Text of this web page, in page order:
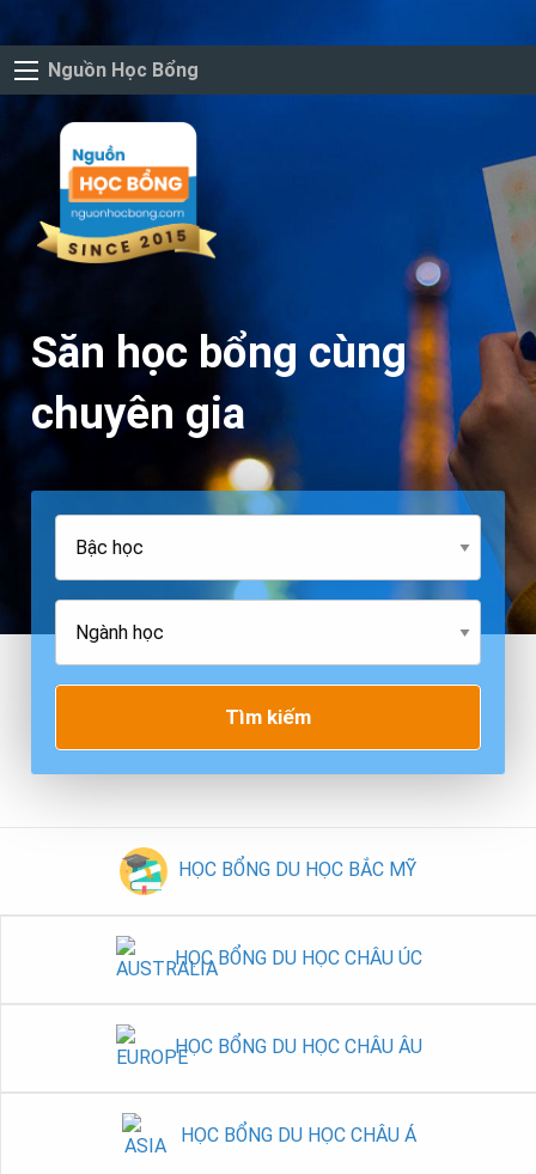
Nguồn Học Bổng
Săn học bổng cùng
chuyên gia
Tìm kiếm
HỌC BỔNG DU HỌC BẮC MỸ
HỌC BỔNG DU HỌC CHÂU ÚC
HỌC BỔNG DU HỌC CHÂU ÂU
HỌC BỔNG DU HỌC CHÂU Á